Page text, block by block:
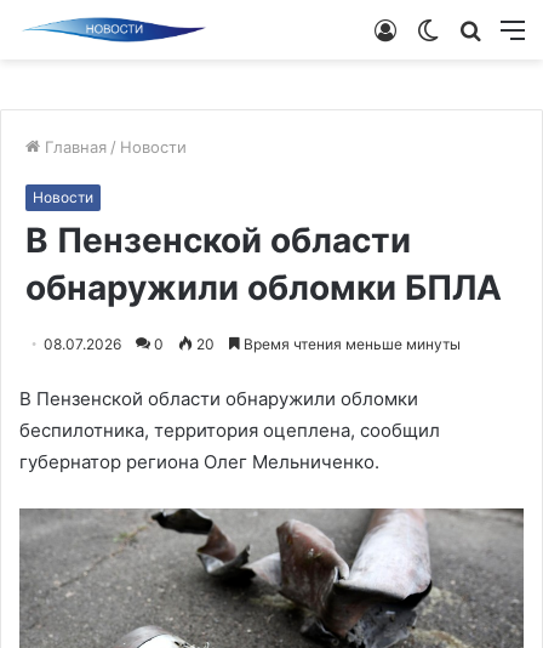
Поиск
Switch
Войти
Главная / Новости
Новости
В Пензенской области
обнаружили обломки БПЛА
08.07.2026 0 20 Время чтения меньше минуты
В Пензенской области обнаружили обломки
беспилотника, территория оцеплена, сообщил
губернатор региона Олег Мельниченко.